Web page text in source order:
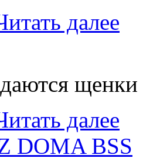
далее
далее
DOMA BSS